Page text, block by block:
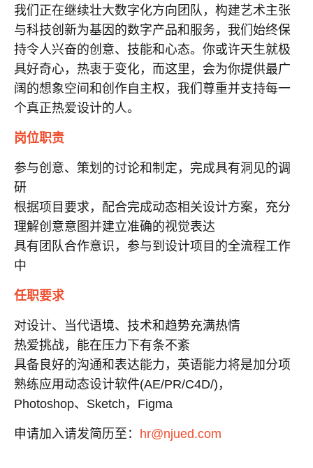
我们正在继续壮大数字化方向团队，构建艺术主张
与科技创新为基因的数字产品和服务，我们始终保
持令人兴奋的创意、技能和心态。你或许天生就极
具好奇心，热衷于变化，而这里，会为你提供最广
阔的想象空间和创作自主权，我们尊重并支持每一
个真正热爱设计的人。
岗位职责
参与创意、策划的讨论和制定，完成具有洞见的调
研
根据项目要求，配合完成动态相关设计方案，充分
理解创意意图并建立准确的视觉表达
具有团队合作意识，参与到设计项目的全流程工作
中
任职要求
对设计、当代语境、技术和趋势充满热情
热爱挑战，能在压力下有条不紊
具备良好的沟通和表达能力，英语能力将是加分项
熟练应用动态设计软件(AE/PR/C4D/)，
Photoshop、 Sketch，Figma
申请加入请发简历至： hr@njued.com